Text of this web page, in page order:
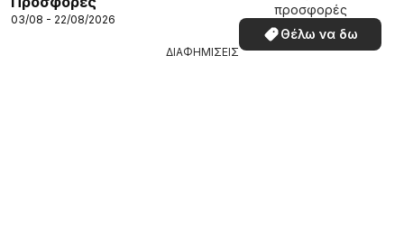
03/08 - 22/08/2026
προσφορές
Θέλω να δω
ΔΙΑΦΗΜΙΣΕΙΣ